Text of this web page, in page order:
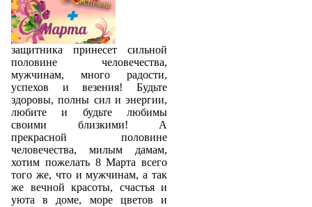
защитника принесет сильной
половине человечества,
мужчинам, много радости,
успехов и везения! Будьте
здоровы, полны сил и энергии,
любите и будьте любимы
своими близкими! А
прекрасной половине
человечества, милым дамам,
хотим пожелать 8 Марта всего
того же, что и мужчинам, а так
же вечной красоты, счастья и
уюта в доме, море цветов и